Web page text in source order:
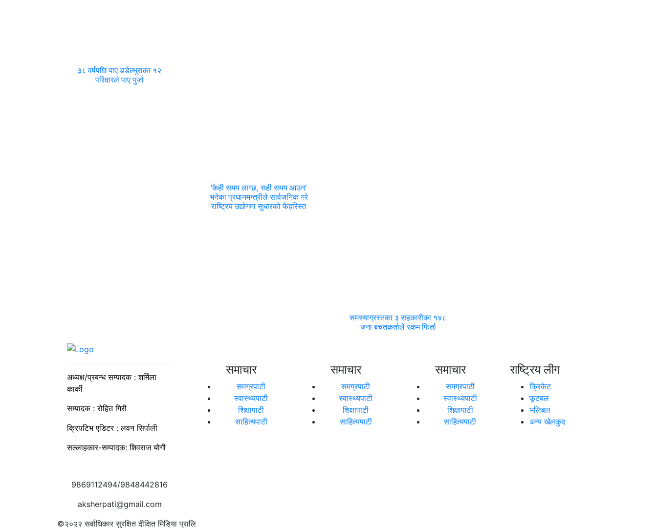
३८ वर्षपछि पाए डडेल्धुराका १२
परिवारले पाए पुर्जा
‘केही समय लाग्छ, सही समय आउन’
भनेका प्रधानमन्त्रीले सार्वजनिक गरे
राष्ट्रिय उद्योगमा सुधारको फेहरिस्त
समस्याग्रस्तका ३ सहकारीका १४८
जना बचतकर्ताले रकम फिर्ता
अध्यक्ष/प्रबन्ध सम्पादक : शर्मिला
कार्की
सम्पादक : रोहित गिरी
क्रियटिभ एडिटर : लवन सिर्पाली
सल्लाहकार-सम्पादक: शिवराज योगी
9869112494/9848442816
aksherpati@gmail.com
समाचार
समग्रपाटी
स्वास्थ्यपाटी
शिक्षापाटी
साहित्यपाटी
समाचार
समग्रपाटी
स्वास्थ्यपाटी
शिक्षापाटी
साहित्यपाटी
समाचार
समग्रपाटी
स्वास्थ्यपाटी
शिक्षापाटी
साहित्यपाटी
राष्ट्रिय लीग
क्रिकेट
फूटबल
भलिबल
अन्य खेलकुद
©२०२२सर्वाधिकार सुरक्षित दीक्षित मिडिया प्रालि